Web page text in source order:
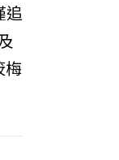
追
梅